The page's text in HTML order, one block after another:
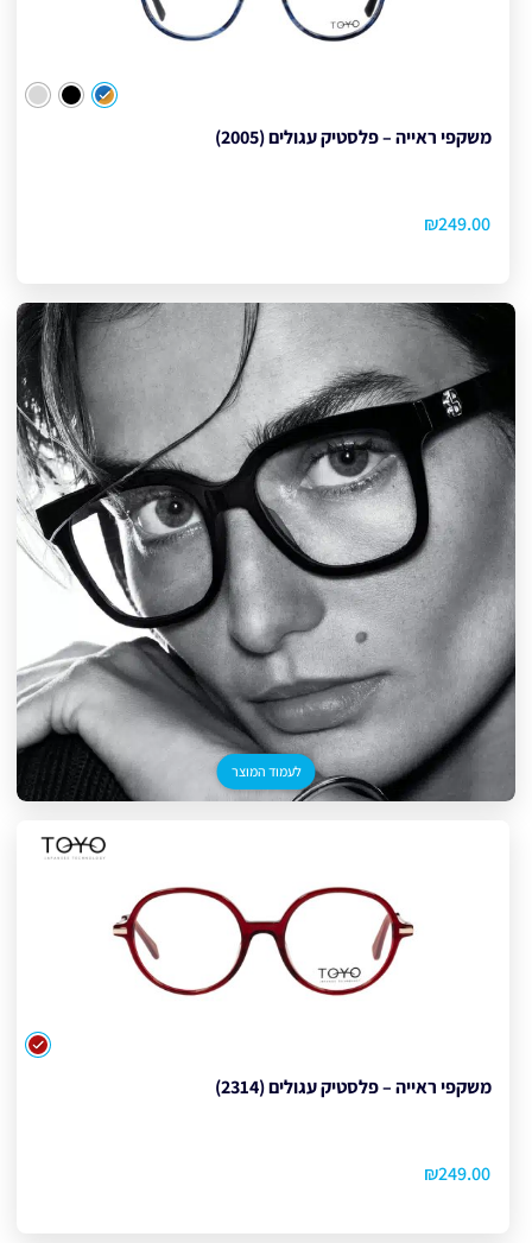
משקפי ראייה – פלסטיק עגולים (2005)
₪249.00
צבע
לעמוד המוצר
משקפי ראייה – פלסטיק עגולים (2314)
₪249.00
צבע